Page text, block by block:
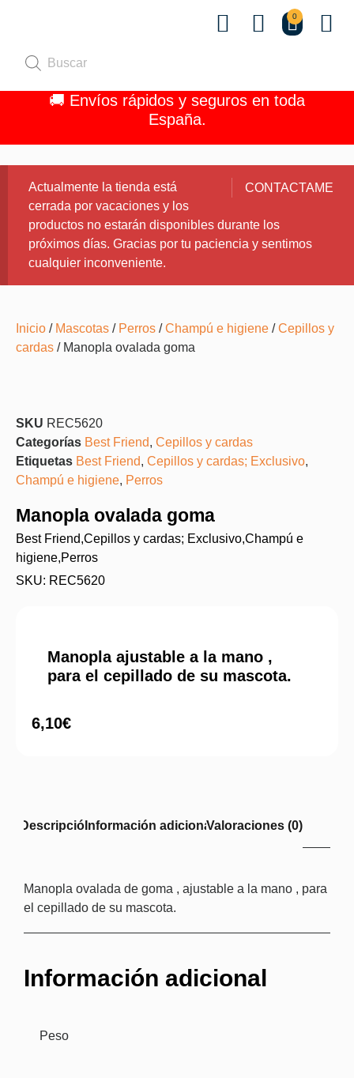
0
🚚 Envíos rápidos y seguros en toda
España.
CONTACTAME
Actualmente la tienda está
cerrada por vacaciones y los
productos no estarán disponibles durante los
próximos días. Gracias por tu paciencia y sentimos
cualquier inconveniente.
Inicio / Mascotas / Perros /Champú e higiene /Cepillos y
cardas / Manopla ovalada goma
SKU REC5620
Categorías Best Friend, Cepillos y cardas
Etiquetas Best Friend, Cepillos y cardas; Exclusivo,
Champú e higiene, Perros
Manopla ovalada goma
Best Friend,Cepillos y cardas; Exclusivo,Champú e
higiene,Perros
SKU: REC5620
Manopla ajustable a la mano ,
para el cepillado de su mascota.
6,10€
DescripciónInformación adicionalValoraciones (0)
Manopla ovalada de goma , ajustable a la mano , para
el cepillado de su mascota.
Información adicional
Peso